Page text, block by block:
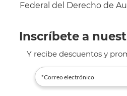
Federal del Derecho de
Inscríbete a
Y recibe descuentos y